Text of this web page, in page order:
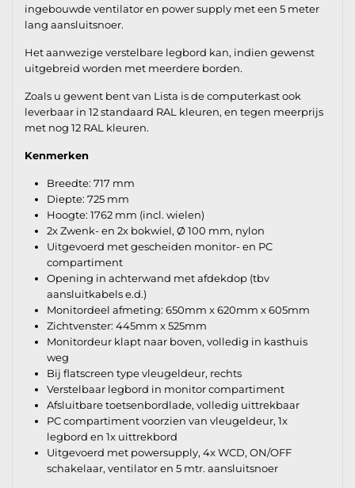
ingebouwde ventilator en power supply met een 5 meter
lang aansluitsnoer.
Het aanwezige verstelbare legbord kan, indien gewenst
uitgebreid worden met meerdere borden.
Zoals u gewent bent van Lista is de computerkast ook
leverbaar in 12 standaard RAL kleuren, en tegen meerprijs
met nog 12 RAL kleuren.
Kenmerken
Breedte: 717 mm
Diepte: 725 mm
Hoogte: 1762 mm (incl. wielen)
2x Zwenk- en 2x bokwiel, Ø 100 mm, nylon
Uitgevoerd met gescheiden monitor- en PC
compartiment
Opening in achterwand met afdekdop (tbv
aansluitkabels e.d.)
Monitordeel afmeting: 650mm x 620mm x 605mm
Zichtvenster: 445mm x 525mm
Monitordeur klapt naar boven, volledig in kasthuis
weg
Bij flatscreen type vleugeldeur, rechts
Verstelbaar legbord in monitor compartiment
Afsluitbare toetsenbordlade, volledig uittrekbaar
PC compartiment voorzien van vleugeldeur, 1x
legbord en 1x uittrekbord
Uitgevoerd met powersupply, 4x WCD, ON/OFF
schakelaar, ventilator en 5 mtr. aansluitsnoer